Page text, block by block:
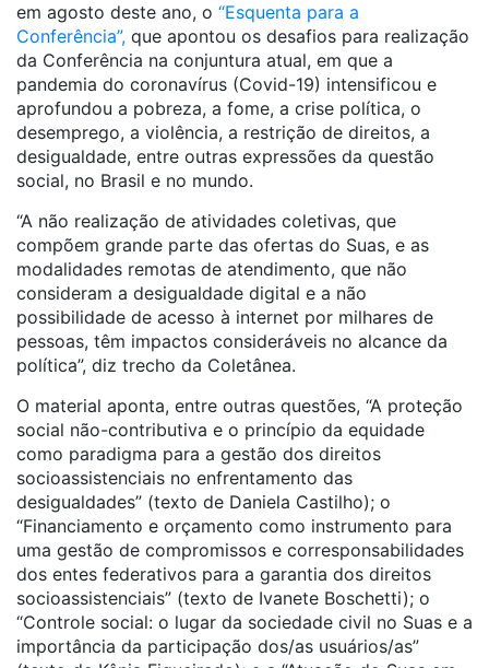
em agosto deste ano, o “Esquenta para a
Conferência”, que apontou os desafios para realização
da Conferência na conjuntura atual, em que a
pandemia do coronavírus (Covid-19) intensificou e
aprofundou a pobreza, a fome, a crise política, o
desemprego, a violência, a restrição de direitos, a
desigualdade, entre outras expressões da questão
social, no Brasil e no mundo.
“A não realização de atividades coletivas, que
compõem grande parte das ofertas do Suas, e as
modalidades remotas de atendimento, que não
consideram a desigualdade digital e a não
possibilidade de acesso à internet por milhares de
pessoas, têm impactos consideráveis no alcance da
política”, diz trecho da Coletânea.
O material aponta, entre outras questões, “A proteção
social não-contributiva e o princípio da equidade
como paradigma para a gestão dos direitos
socioassistenciais no enfrentamento das
desigualdades” (texto de Daniela Castilho); o
“Financiamento e orçamento como instrumento para
uma gestão de compromissos e corresponsabilidades
dos entes federativos para a garantia dos direitos
socioassistenciais” (texto de Ivanete Boschetti); o
“Controle social: o lugar da sociedade civil no Suas e a
importância da participação dos/as usuários/as”